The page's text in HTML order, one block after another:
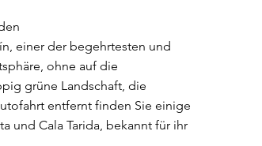
einer der begehrtesten und
ohne auf die
grüne Landschaft, die
entfernt finden Sie einige
und Cala Tarida, bekannt für ihr